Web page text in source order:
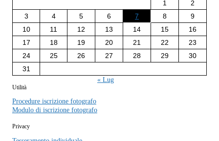
1
2
3
4 5 6 7 8
9
10
11 12 13 14 15
16
17
18 19 20 21 22
23
24
25 26 27 28 29
30
31
« Lug
Utilità
Procedure iscrizione fotografo
Modulo di iscrizione fotografo
Privacy